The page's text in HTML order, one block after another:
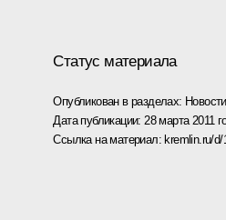
Статус материала
Опубликован в разделах: Новости
Дата публикации: 28 марта 2011
Ссылка на материал: kremlin.ru/d/